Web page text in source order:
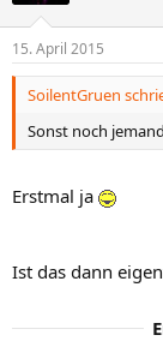
15. April 2015
SoilentGruen
Sonst noch
Erstmal ja
Ist das dann